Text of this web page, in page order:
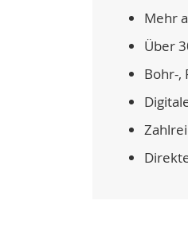
Mehr
Über
Bohr-,